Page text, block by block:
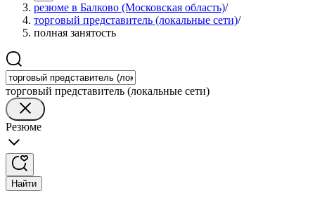
резюме в Балково (Московская область)/
торговый представитель (локальные сети)/
полная занятость
торговый представитель (локальные сети)
Резюме
Найти